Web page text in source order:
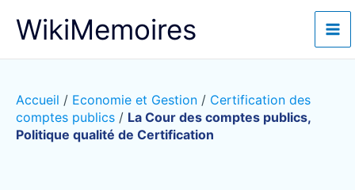
WikiMemoires
Accueil / Economie et Gestion / Certification des
comptes publics / La Cour des comptes publics,
Politique qualité de Certification